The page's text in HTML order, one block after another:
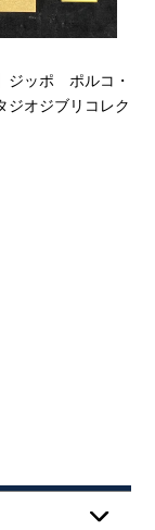
ジッポ ポルコ・
オジブリコレク